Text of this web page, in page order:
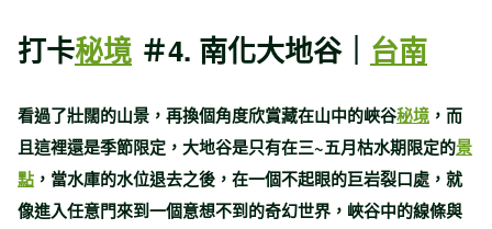
打卡秘境 ＃4. 南化大地谷｜ 台南
看過了壯闊的山景，再換個角度欣賞藏在山中的峽谷秘境 ，而
且這裡還是季節限定，大地谷是只有在三~五月枯水期限定的景
點 ，當水庫的水位退去之後，在一個不起眼的巨岩裂口處，就
像進入任意門來到一個意想不到的奇幻世界，峽谷中的線條與